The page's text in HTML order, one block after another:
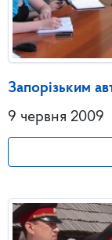
Запорізьким
9 червня 2009